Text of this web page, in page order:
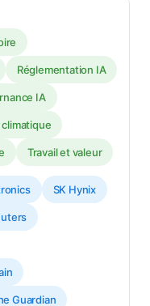
Réglementation IA
IA
Travail et valeur
SK Hynix
Guardian